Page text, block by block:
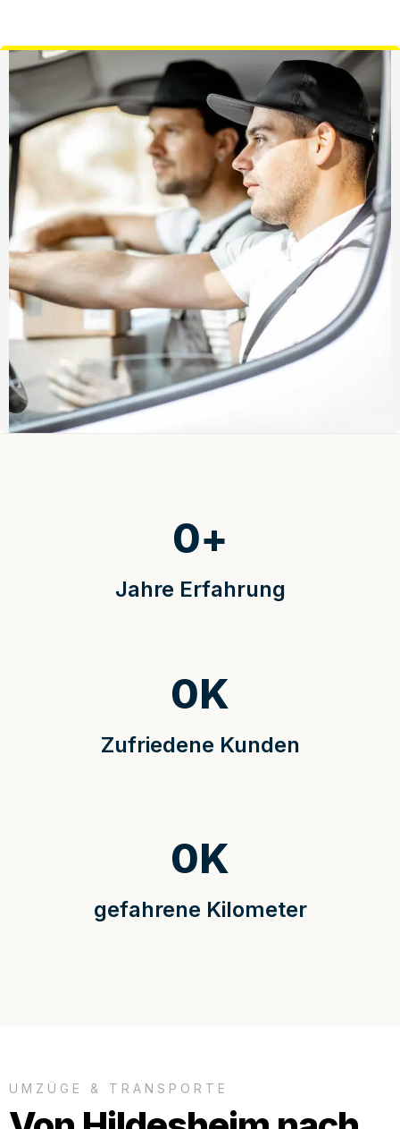
Jahre Erfahrung
0+
Zufriedene Kunden
0K
gefahrene Kilometer
0K
UMZÜGE & TRANSPORTE